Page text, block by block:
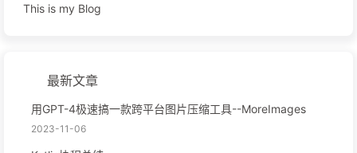
This is my Blog
最新文章
用GPT-4极速搞一款跨平台图片压缩工具--MoreImages
2023-11-06